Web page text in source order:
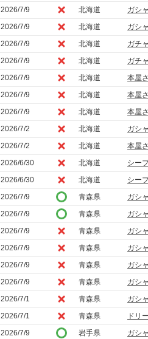
2026/7/9
北海道
ガシ
2026/7/9
北海道
ガシ
2026/7/9
北海道
ガチ
2026/7/9
北海道
ガチ
2026/7/9
北海道
本屋
2026/7/9
北海道
本屋
2026/7/9
北海道
本屋
2026/7/2
北海道
ガシ
2026/7/2
北海道
本屋
2026/6/30
北海道
シー
2026/6/30
北海道
シー
2026/7/9
青森県
ガシ
2026/7/9
青森県
ガシ
2026/7/9
青森県
ガシ
2026/7/9
青森県
ガシ
2026/7/9
青森県
ガシ
2026/7/9
青森県
ガシ
2026/7/1
青森県
ガシ
2026/7/1
青森県
ドリ
2026/7/9
岩手県
ガシ